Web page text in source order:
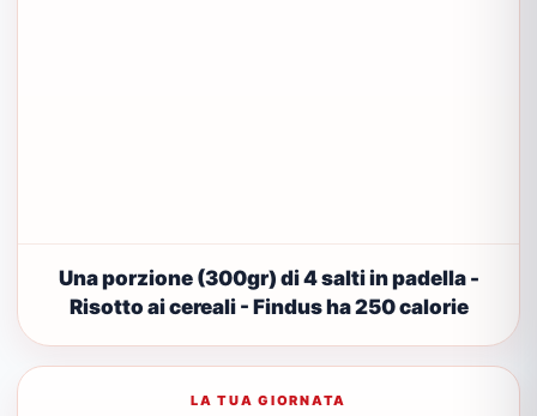
Una porzione (300gr) di 4 salti in padella -
Risotto ai cereali - Findus ha 250 calorie
LA TUA GIORNATA